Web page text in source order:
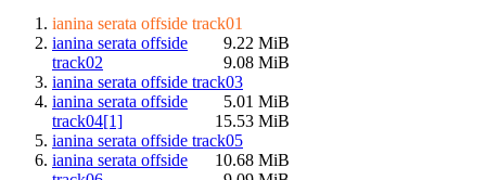
ianina serata offside track01
9.22 MiB
ianina serata offside
track02
9.08 MiB
ianina serata offside track03
5.01 MiB
ianina serata offside
track04[1]
15.53 MiB
ianina serata offside track05
10.68 MiB
ianina serata offside